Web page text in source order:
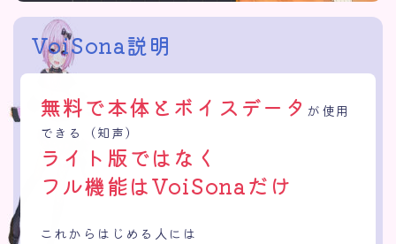
VoiSona説明
無料で本体とボイスデータ が使用
できる（知声）
ライト版ではなく
フル機能はVoiSonaだけ
これからはじめる人には